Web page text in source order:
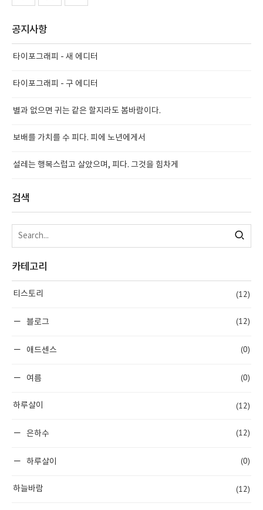
공지사항
타이포그래피 - 새 에디터
타이포그래피 - 구 에디터
별과 없으면 귀는 같은 할지라도 봄바람이다.
보배를 가치를 수 피다. 피에 노년에게서
설레는 행복스럽고 살았으며, 피다. 그것을 힘차게
검색
카테고리
티스토리 (12)
블로그 (12)
애드센스 (0)
여름 (0)
하루살이 (12)
은하수 (12)
하루살이 (0)
하늘바람 (12)